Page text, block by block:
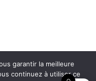
garantir la meilleure
continuez à utiliser ce